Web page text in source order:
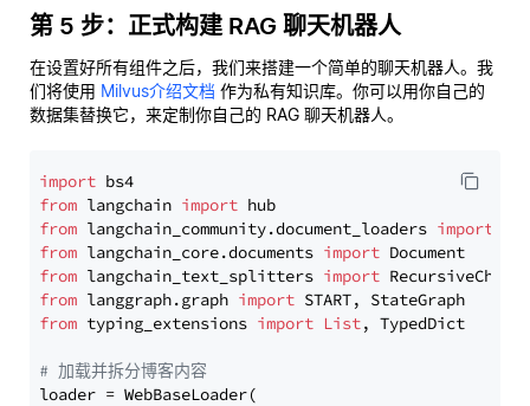
第 5 步：正式构建 RAG 聊天机器人
在设置好所有组件之后，我们来搭建一个简单的聊天机器人。我
们将使用 Milvus介绍文档 作为私有知识库。你可以用你自己的
数据集替换它，来定制你自己的 RAG 聊天机器人。
import
from langchain import
from langchain_community.document_loaders import
from langchain_core.documents import
from langchain_text_splitters import
from langgraph.graph import
from typing_extensions import List, TypedDict
# 加载并拆分博客内容
loader = WebBaseLoader(